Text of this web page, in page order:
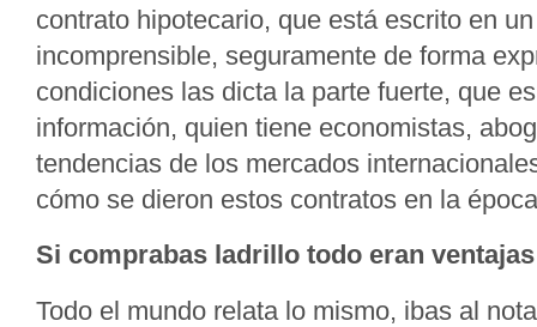
contrato hipotecario, que está escrito en
incomprensible, seguramente de forma
condiciones las dicta la parte fuerte, que
información, quien tiene economistas,
tendencias de los mercados
cómo se dieron estos contratos en la
Si comprabas ladrillo todo eran
Todo el mundo relata lo mismo, ibas al